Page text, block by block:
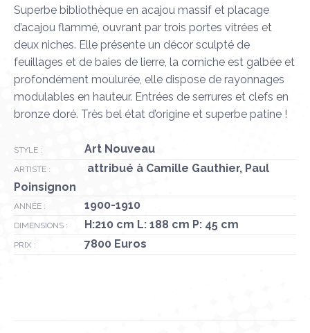
Superbe bibliothèque en acajou massif et placage
d’acajou flammé, ouvrant par trois portes vitrées et
deux niches. Elle présente un décor sculpté de
feuillages et de baies de lierre, la corniche est galbée et
profondément moulurée, elle dispose de rayonnages
modulables en hauteur. Entrées de serrures et clefs en
bronze doré. Très bel état d’origine et superbe patine !
STYLE : Art Nouveau
ARTISTE :
attribué à Camille Gauthier, Paul
Poinsignon
ANNÉE : 1900-1910
DIMENSIONS : H:210 cm L: 188 cm P: 45 cm
PRIX : 7800 Euros